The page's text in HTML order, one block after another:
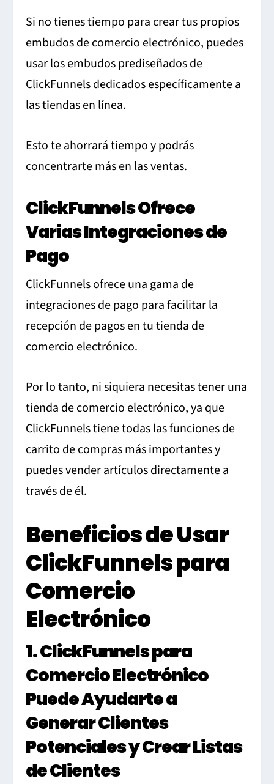
Si no tienes tiempo para crear tus propios
embudos de comercio electrónico, puedes
usar los embudos prediseñados de
ClickFunnels dedicados específicamente a
las tiendas en línea.
Esto te ahorrará tiempo y podrás
concentrarte más en las ventas.
ClickFunnels Ofrece
Varias Integraciones de
Pago
ClickFunnels ofrece una gama de
integraciones de pago para facilitar la
recepción de pagos en tu tienda de
comercio electrónico.
Por lo tanto, ni siquiera necesitas tener una
tienda de comercio electrónico, ya que
ClickFunnels tiene todas las funciones de
carrito de compras más importantes y
puedes vender artículos directamente a
través de él.
Beneficios de Usar
ClickFunnels para
Comercio
Electrónico
1. ClickFunnels para
Comercio Electrónico
Puede Ayudarte a
Generar Clientes
Potenciales y Crear Listas
de Clientes